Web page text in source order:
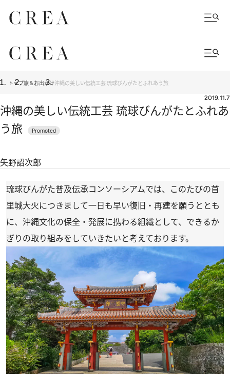
トップ旅＆お出かけ沖縄の美しい伝統工芸 琉球びんがたとふれあう旅
2019.11.7
沖縄の美しい伝統工芸 琉球びんがたとふれあ
う旅
矢野詔次郎
琉球びんがた普及伝承コンソーシアムでは、このたびの首
里城大火につきまして一日も早い復旧・再建を願うととも
に、沖縄文化の保全・発展に携わる組織として、できるか
ぎりの取り組みをしていきたいと考えております。